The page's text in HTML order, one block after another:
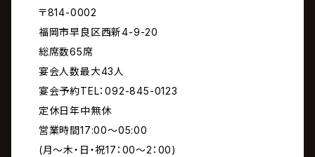
〒814-0002
福岡市早良区西新4-9-20
総席数65席
宴会人数最大43人
宴会予約TEL：092-845-0123
定休日年中無休
営業時間17:00～05:00
(月～木・日・祝17：00～2：00)